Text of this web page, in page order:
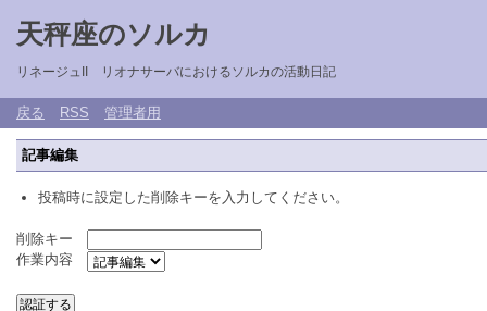
天秤座のソルカ
リネージュII リオナサーバにおけるソルカの活動日記
戻る RSS 管理者用
記事編集
投稿時に設定した削除キーを入力してください。
削除キー
作業内容